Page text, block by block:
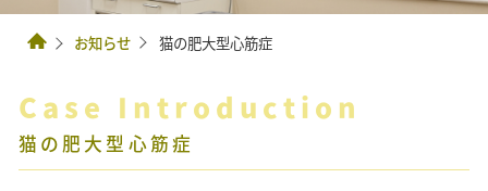
お知らせ 猫の肥大型心筋症
Case Introduction
猫の肥大型心筋症